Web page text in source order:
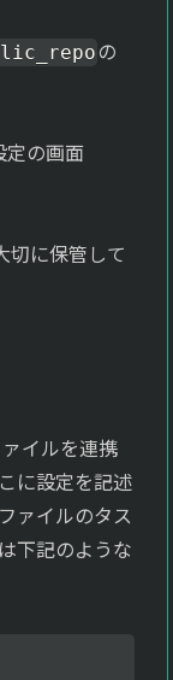
の
切に保管して
イルを連携
に設定を記述
ァイルのタス
下記のような